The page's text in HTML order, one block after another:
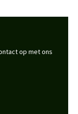
op met ons